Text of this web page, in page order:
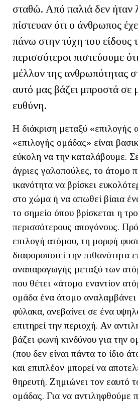
σταθώ. Από παλιά δεν ήταν
πίστευαν ότι ο άνθρωπος
πάνω στην τύχη του είδους
περισσότεροι πιστεύουμε
μέλλον της ανθρωπότητας
αυτό μας βάζει μπροστά σε
ευθύνη.
Η διάκριση μεταξύ «επιλογής
«επιλογής ομάδας» είναι
εύκολη να την καταλάβουμε.
άγριες γαλοπούλες, το άτομο
ικανότητα να βρίσκει
στο χώμα ή να απωθεί βίαια
το σημείο όπου βρίσκεται η
περισσότερους απογόνους.
επιλογή ατόμου, τη μορφή
διαφοροποιεί την πιθανότητα
αναπαραγωγής μεταξύ των
που θέτει «άτομο εναντίον
ομάδα ένα άτομο
φύλακα, ανεβαίνει σε ένα
επιτηρεί την περιοχή. Αν
βάζει φωνή κινδύνου για την
(που δεν είναι πάντα το ίδιο
και επιπλέον μπορεί να
θηρευτή. Ζημιώνει τον εαυτό
ομάδας. Για να αντιληφθούμε